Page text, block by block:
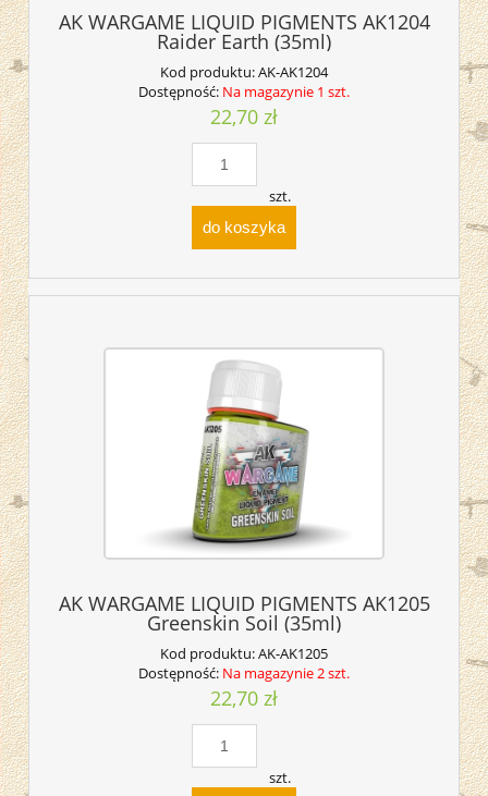
AK WARGAME LIQUID PIGMENTS AK1204
Raider Earth (35ml)
Kod produktu:AK-AK1204
Dostępność: Na magazynie 1 szt.
22,70 zł
szt.
do koszyka
AK WARGAME LIQUID PIGMENTS AK1205
Greenskin Soil (35ml)
Kod produktu:AK-AK1205
Dostępność: Na magazynie 2 szt.
22,70 zł
szt.